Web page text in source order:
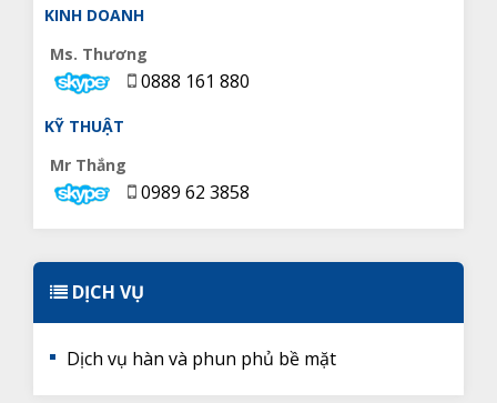
KINH DOANH
Ms. Thương
0888 161 880
KỸ THUẬT
Mr Thắng
0989 62 3858
DỊCH VỤ
Dịch vụ hàn và phun phủ bề mặt